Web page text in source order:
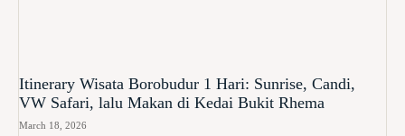
Itinerary Wisata Borobudur 1 Hari: Sunrise, Candi,
VW Safari, lalu Makan di Kedai Bukit Rhema
March 18, 2026